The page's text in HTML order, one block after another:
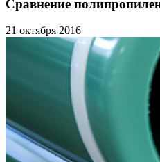
Сравнение
21 октября 2016